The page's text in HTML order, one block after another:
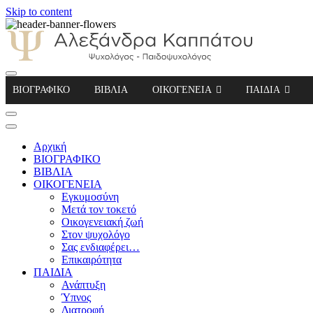
Skip to content
Αλεξάνδρα Καππάτου Ψυχολόγος –
ΒΙΟΓΡΑΦΙΚΟ ΒΙΒΛΙΑ ΟΙΚΟΓΕΝΕΙΑ ΠΑΙΔΙΑ
Αρχική
ΒΙΟΓΡΑΦΙΚΟ
ΒΙΒΛΙΑ
ΟΙΚΟΓΕΝΕΙΑ
Εγκυμοσύνη
Μετά τον τοκετό
Οικογενειακή ζωή
Στον ψυχολόγο
Σας ενδιαφέρει…
Επικαιρότητα
ΠΑΙΔΙΑ
Ανάπτυξη
Ύπνος
Διατροφή